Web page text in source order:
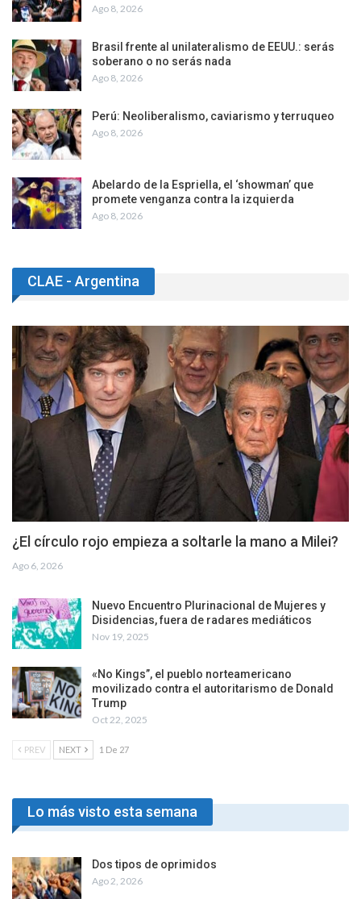
Ago 8, 2026
Brasil frente al unilateralismo de EEUU.: serás
soberano o no serás nada
Ago 8, 2026
Perú: Neoliberalismo, caviarismo y terruqueo
Ago 8, 2026
Abelardo de la Espriella, el ‘showman’ que
promete venganza contra la izquierda
Ago 8, 2026
CLAE - Argentina
¿El círculo rojo empieza a soltarle la mano a Milei?
Ago 6, 2026
Nuevo Encuentro Plurinacional de Mujeres y
Disidencias, fuera de radares mediáticos
Nov 19, 2025
«No Kings”, el pueblo norteamericano
movilizado contra el autoritarismo de Donald
Trump
Oct 22, 2025
PREV NEXT 1 De 27
Lo más visto esta semana
Dos tipos de oprimidos
Ago 2, 2026